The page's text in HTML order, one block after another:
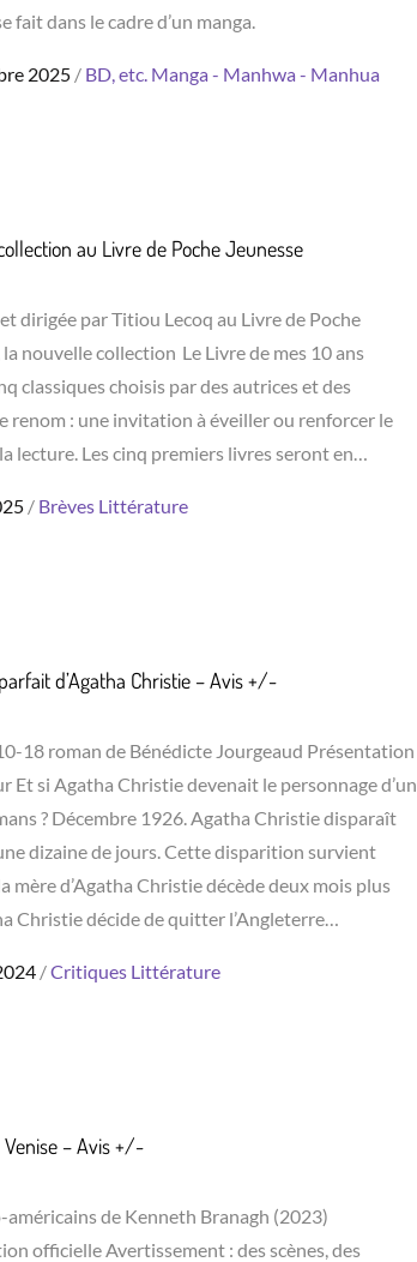
fait dans le cadre d’un manga.
2025 BD, etc. Manga - Manhwa - Manhua
au Livre de Poche Jeunesse
dirigée par Titiou Lecoq au Livre de Poche
la nouvelle collection Le Livre de mes 10 ans
classiques choisis par des autrices et des
renom : une invitation à éveiller ou renforcer le
lecture. Les cinq premiers livres seront en…
Brèves Littérature
d’Agatha Christie – Avis +/-
18 roman de Bénédicte Jourgeaud Présentation
Et si Agatha Christie devenait le personnage d’un
? Décembre 1926. Agatha Christie disparaît
dizaine de jours. Cette disparition survient
mère d’Agatha Christie décède deux mois plus
Christie décide de quitter l’Angleterre…
Critiques Littérature
Venise – Avis +/-
américains de Kenneth Branagh (2023)
officielle Avertissement : des scènes, des